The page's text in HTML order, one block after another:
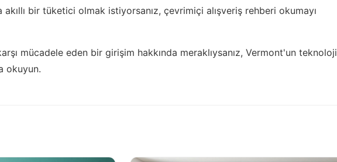
akıllı bir tüketici olmak istiyorsanız, çevrimiçi alışveriş rehberi okumayı
mücadele eden bir girişim hakkında meraklıysanız, Vermont'un teknoloji
okuyun.